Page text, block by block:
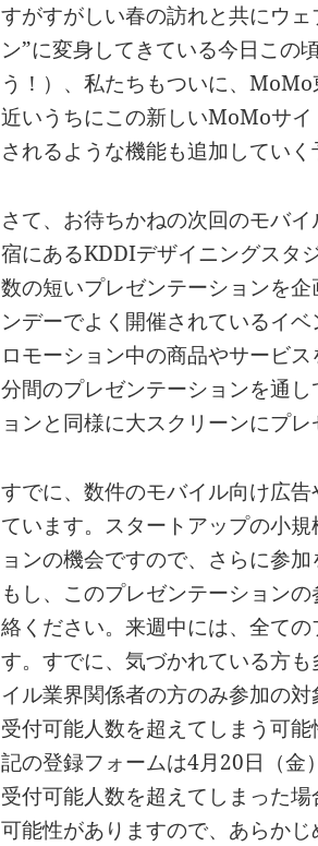
すがすがしい春の訪れと共にウ
ン”に変身してきている今日この
う！）、私たちもついに、
近いうちにこの新しいMoMoサ
されるような機能も追加していく
さて、お待ちかねの次回のモバ
宿にあるKDDIデザイニングスタ
数の短いプレゼンテーションを
ンデーでよく開催されているイ
ロモーション中の商品やサービ
分間のプレゼンテーションを通
ョンと同様に大スクリーンにプ
すでに、数件のモバイル向け広
ています。スタートアップの小
ョンの機会ですので、さらに参
もし、このプレゼンテーション
絡ください。来週中には、全て
す。すでに、気づかれている方
イル業界関係者の方のみ参加の
受付可能人数を超えてしまう可
記の登録フォームは4月20日（金
受付可能人数を超えてしまった
可能性がありますので、あらかじ